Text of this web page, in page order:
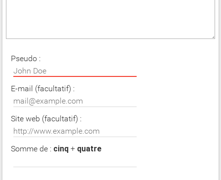
Pseudo :
E-mail (facultatif) :
Site web (facultatif) :
Somme de : cinq + quatre